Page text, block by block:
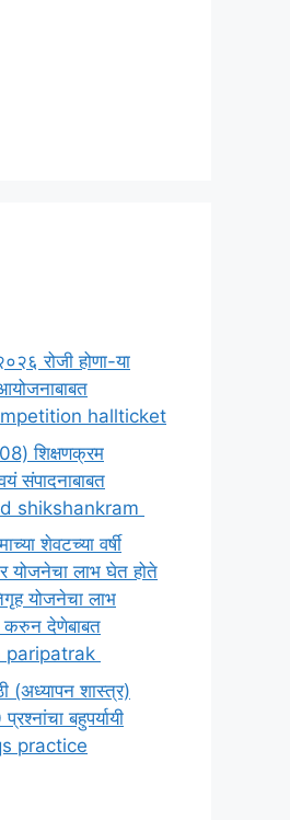
रोजी होणा-या
hallticket
शिक्षणक्रम
संपादनाबाबत
shikshankram
शेवटच्या वर्षी
योजनेचा लाभ घेत होते
योजनेचा लाभ
करुन देणेबाबत
paripatrak
(अध्यापन शास्त्र)
बहुपर्यायी
practice